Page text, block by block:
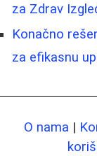
za Zdrav
Konačno
za efikasnu
O nama |